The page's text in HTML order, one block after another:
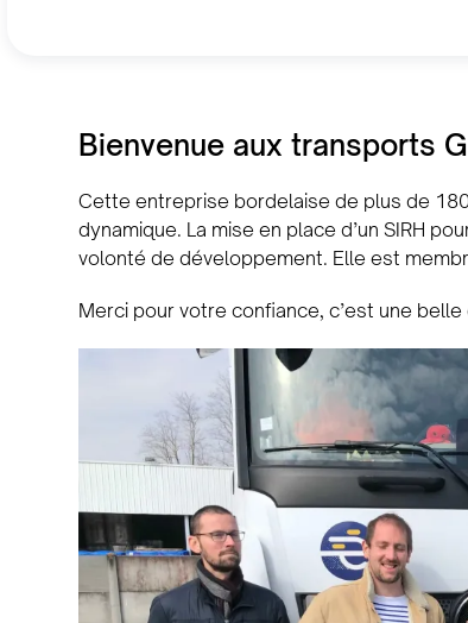
Bienvenue aux transports
Cette entreprise bordelaise de plus de
dynamique. La mise en place d’un SIRH
volonté de développement. Elle est
Merci pour votre confiance, c’est une